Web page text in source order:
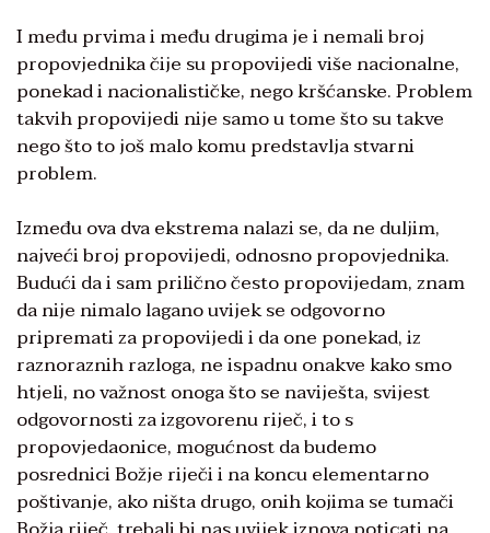
I među prvima i među drugima je i nemali broj
propovjednika čije su propovijedi više nacionalne,
ponekad i nacionalističke, nego kršćanske. Problem
takvih propovijedi nije samo u tome što su takve
nego što to još malo komu predstavlja stvarni
problem.
Između ova dva ekstrema nalazi se, da ne duljim,
najveći broj propovijedi, odnosno propovjednika.
Budući da i sam prilično često propovijedam, znam
da nije nimalo lagano uvijek se odgovorno
pripremati za propovijedi i da one ponekad, iz
raznoraznih razloga, ne ispadnu onakve kako smo
htjeli, no važnost onoga što se naviješta, svijest
odgovornosti za izgovorenu riječ, i to s
propovjedaonice, mogućnost da budemo
posrednici Božje riječi i na koncu elementarno
poštivanje, ako ništa drugo, onih kojima se tumači